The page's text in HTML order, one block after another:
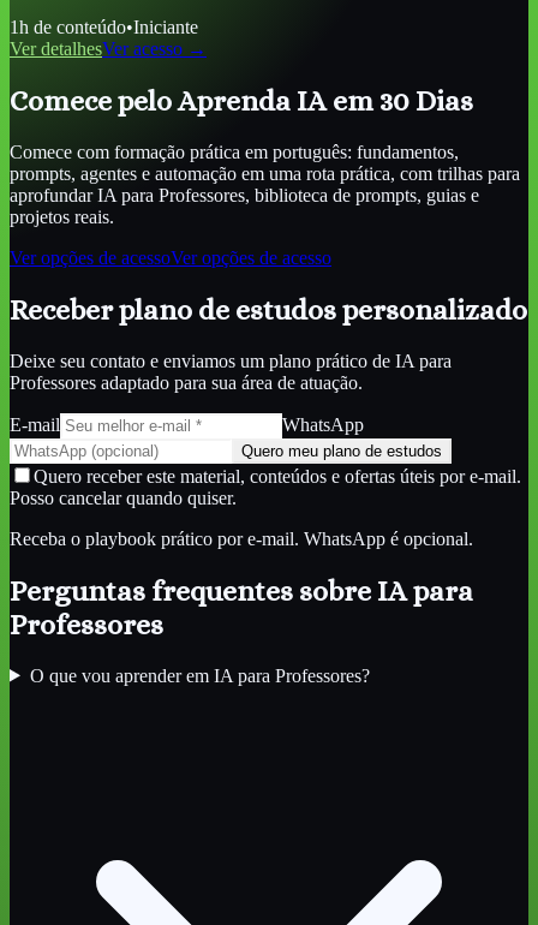
1h de conteúdo•Iniciante
Ver detalhesVer acesso →
Comece pelo Aprenda IA em 30 Dias
Comece com formação prática em português: fundamentos,
prompts, agentes e automação em uma rota prática, com trilhas para
aprofundarIA para Professores, biblioteca de prompts, guias e
projetos reais.
Ver opções de acessoVer opções de acesso
Receber plano de estudos personalizado
Deixe seu contato e enviamos um plano prático de IA para
Professores adaptado para sua área de atuação.
E-mail WhatsApp
Quero meu plano de estudos
Quero receber este material, conteúdos e ofertas úteis por e-mail.
Posso cancelar quando quiser.
Receba o playbook prático por e-mail. WhatsApp é opcional.
Perguntas frequentes sobre IA para
Professores
O que vou aprender em IA para Professores?